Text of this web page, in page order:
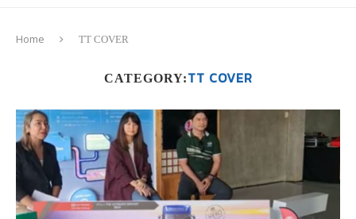
Home TT COVER
CATEGORY:TT COVER